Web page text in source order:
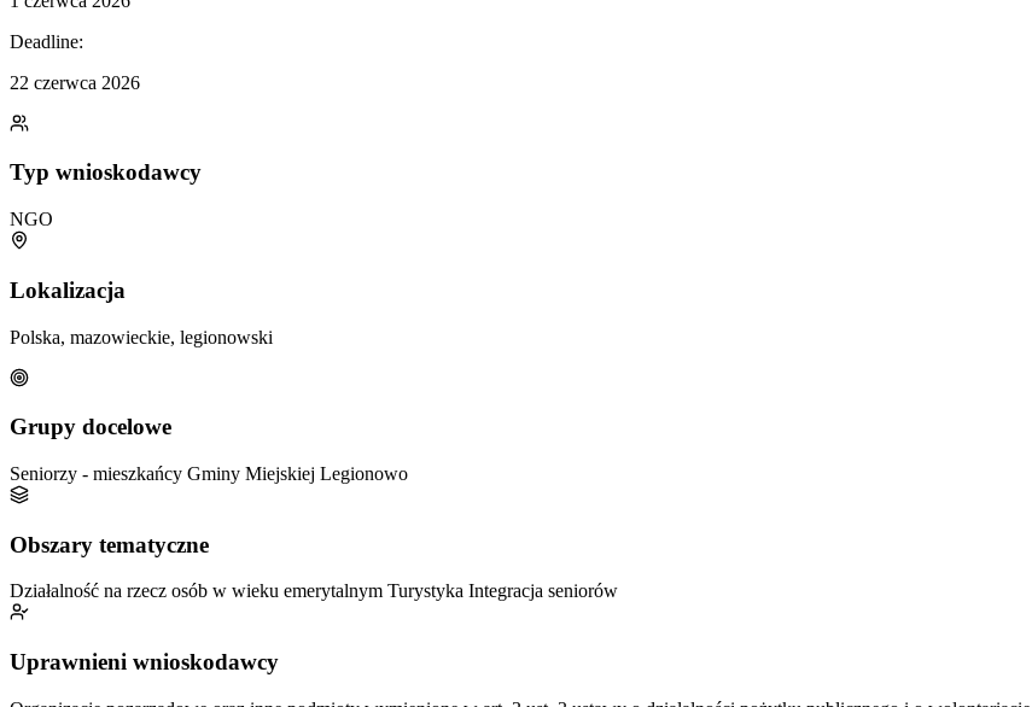
Deadline:
22 czerwca 2026
Typ wnioskodawcy
NGO
Lokalizacja
Polska, mazowieckie, legionowski
Grupy docelowe
Seniorzy - mieszkańcy Gminy Miejskiej Legionowo
Obszary tematyczne
Działalność na rzecz osób w wieku emerytalnym Turystyka Integracja seniorów
Uprawnieni wnioskodawcy